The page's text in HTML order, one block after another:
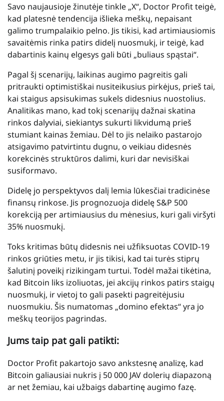
Savo naujausioje žinutėje tinkle „X“, Doctor Profit teigė,
kad platesnė tendencija išlieka meškų, nepaisant
galimo trumpalaikio pelno. Jis tikisi, kad artimiausiomis
savaitėmis rinka patirs didelį nuosmukį, ir teigė, kad
dabartinis kainų elgesys gali būti „buliaus spąstai“.
Pagal šį scenarijų, laikinas augimo pagreitis gali
pritraukti optimistiškai nusiteikusius pirkėjus, prieš tai,
kai staigus apsisukimas sukels didesnius nuostolius.
Analitikas mano, kad tokį scenarijų dažnai skatina
rinkos dalyviai, siekiantys sukurti likvidumą prieš
stumiant kainas žemiau. Dėl to jis nelaiko pastarojo
atsigavimo patvirtintu dugnu, o veikiau didesnės
korekcinės struktūros dalimi, kuri dar nevisiškai
susiformavo.
Didelę jo perspektyvos dalį lemia lūkesčiai tradicinėse
finansų rinkose. Jis prognozuoja didelę S&P 500
korekciją per artimiausius du mėnesius, kuri gali viršyti
35% nuosmukį.
Toks kritimas būtų didesnis nei užfiksuotas COVID-19
rinkos griūties metu, ir jis tikisi, kad tai turės stiprų
šalutinį poveikį rizikingam turtui. Todėl mažai tikėtina,
kad Bitcoin liks izoliuotas, jei akcijų rinkos patirs staigų
nuosmukį, ir vietoj to gali pasekti pagreitėjusiu
nuosmukiu. Šis numatomas „domino efektas“ yra jo
meškų teorijos pagrindas.
Jums taip pat gali patikti:
Doctor Profit pakartojo savo ankstesnę analizę, kad
Bitcoin galiausiai nukris į 50 000 JAV dolerių diapazoną
ar net žemiau, kai užbaigs dabartinę augimo fazę.